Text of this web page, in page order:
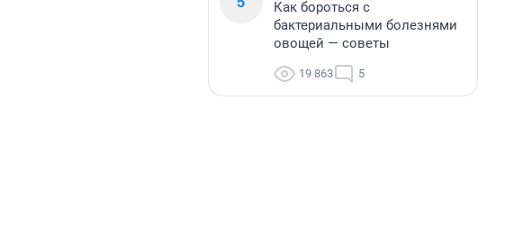
Как бороться с
бактериальными болезнями
овощей — советы
19 863 5